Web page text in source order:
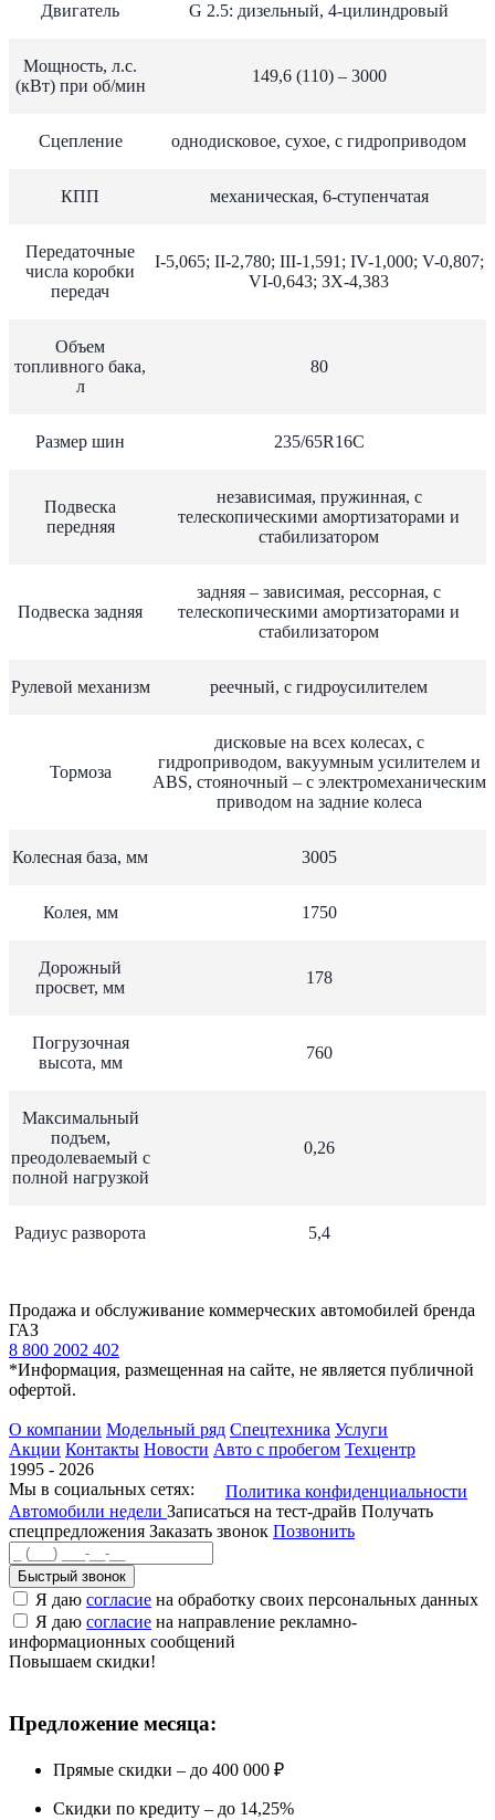
Двигатель G 2.5: дизельный, 4-цилиндровый
Мощность, л.с.
(кВт) при об/мин
149,6 (110) – 3000
Сцепление однодисковое, сухое, с гидроприводом
КПП механическая, 6-ступенчатая
Передаточные
числа коробки
передач
I-5,065; II-2,780; III-1,591; IV-1,000; V-0,807;
VI-0,643; ЗХ-4,383
Объем
топливного бака,
л
80
Размер шин 235/65R16C
Подвеска
передняя
независимая, пружинная, с
телескопическими амортизаторами и
стабилизатором
Подвеска задняя
задняя – зависимая, рессорная, с
телескопическими амортизаторами и
стабилизатором
Рулевой механизм реечный, с гидроусилителем
Тормоза
дисковые на всех колесах, с
гидроприводом, вакуумным усилителем и
ABS, стояночный – с электромеханическим
приводом на задние колеса
Колесная база, мм 3005
Колея, мм 1750
Дорожный
просвет, мм
178
Погрузочная
высота, мм
760
Максимальный
подъем,
преодолеваемый с
полной нагрузкой
0,26
Радиус разворота 5,4
Продажа и обслуживание коммерческих автомобилей бренда
ГАЗ
8 800 2002 402
*Информация, размещенная на сайте, не является публичной
офертой.
О компании Модельный ряд Спецтехника Услуги
Акции Контакты Новости Авто с пробегом Техцентр
1995 - 2026
Мы в социальных сетях:
Политика конфиденциальности
Автомобили недели Записаться на тест-драйв Получать
спецпредложения Заказать звонок Позвонить
Быстрый звонок
Я даю согласие на обработку своих персональных данных
Я даю согласие на направление рекламно-
информационных сообщений
Повышаем скидки!
Предложение месяца:
Прямые скидки – до 400 000 ₽
Скидки по кредиту – до 14,25%